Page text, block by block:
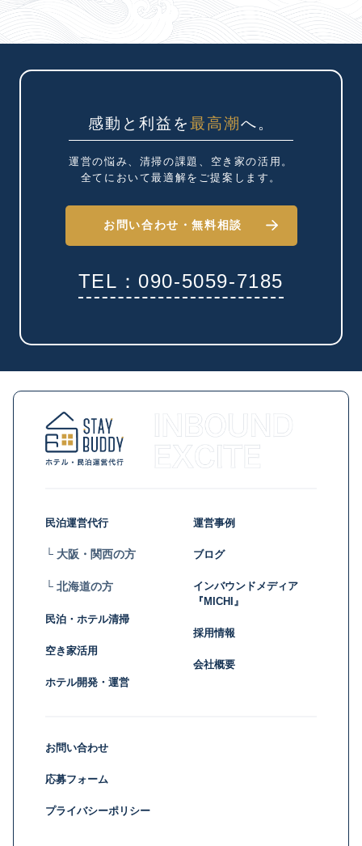
感動と利益を最高潮へ。
運営の悩み、清掃の課題、 空き家の活用。
全てにおいて最適解を ご提案します。
お問い合わせ・無料相談
TEL：090-5059-7185
民泊運営代行
└ 大阪・関西の方
└ 北海道の方
民泊・ホテル清掃
空き家活用
ホテル開発・運営
運営事例
ブログ
インバウンドメディア
『MICHI』
採用情報
会社概要
お問い合わせ
応募フォーム
プライバシーポリシー